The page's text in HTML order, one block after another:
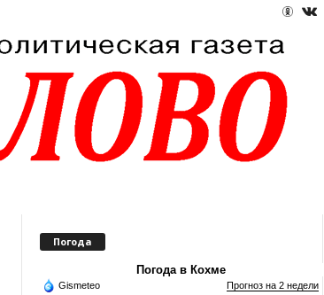
Погода
Погода в Кохме
Gismeteo Прогноз на 2 недели